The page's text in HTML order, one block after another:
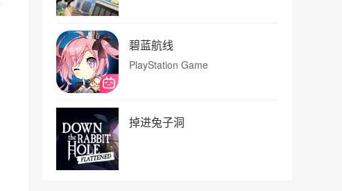
碧蓝航线
PlayStation Game
掉进兔子洞